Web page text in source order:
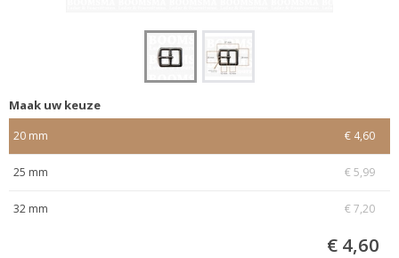
Maak uw keuze
20 mm € 4,60
25 mm € 5,99
32 mm € 7,20
€ 4,60